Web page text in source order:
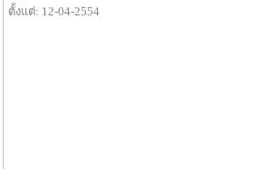
ตั้งแต่: 12-04-2554